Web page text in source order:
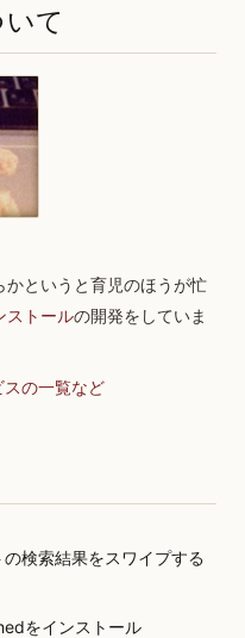
て
というと育児のほうが忙
ストールの開発をしていま
の一覧など
検索結果をスワイプする
をインストール